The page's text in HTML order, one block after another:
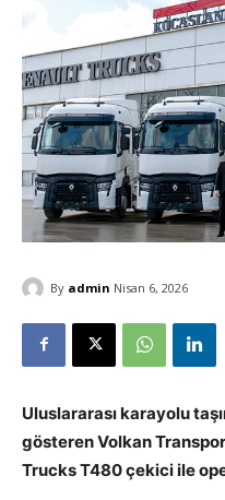
By admin Nisan 6, 2026
Uluslararası karayolu
gösteren Volkan
Trucks T480 çekici ile